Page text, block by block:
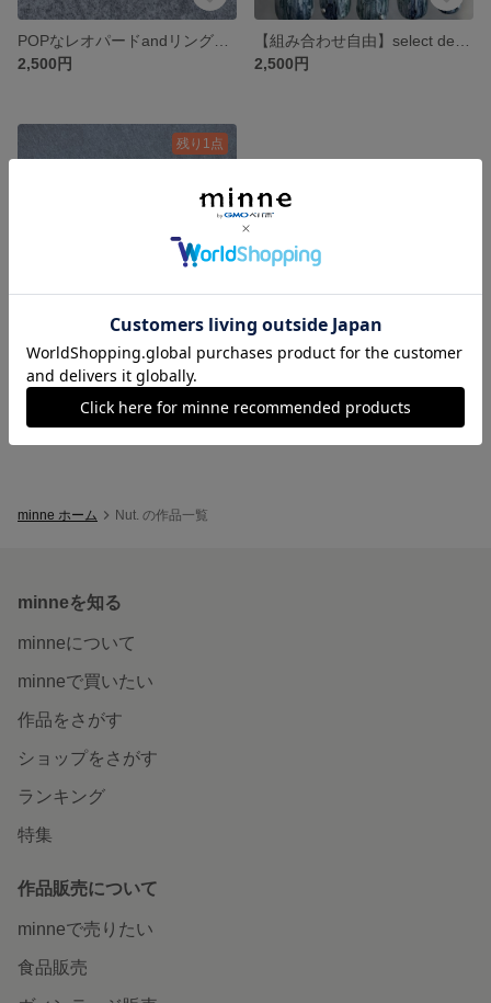
2,500円
2,500円
残り1点
月モチーフのツートンカラーネイルチップ
2,500円
minne ホーム Nut. の作品一覧
minneを知る
minneについて
minneで買いたい
作品をさがす
ショップをさがす
ランキング
特集
作品販売について
minneで売りたい
食品販売